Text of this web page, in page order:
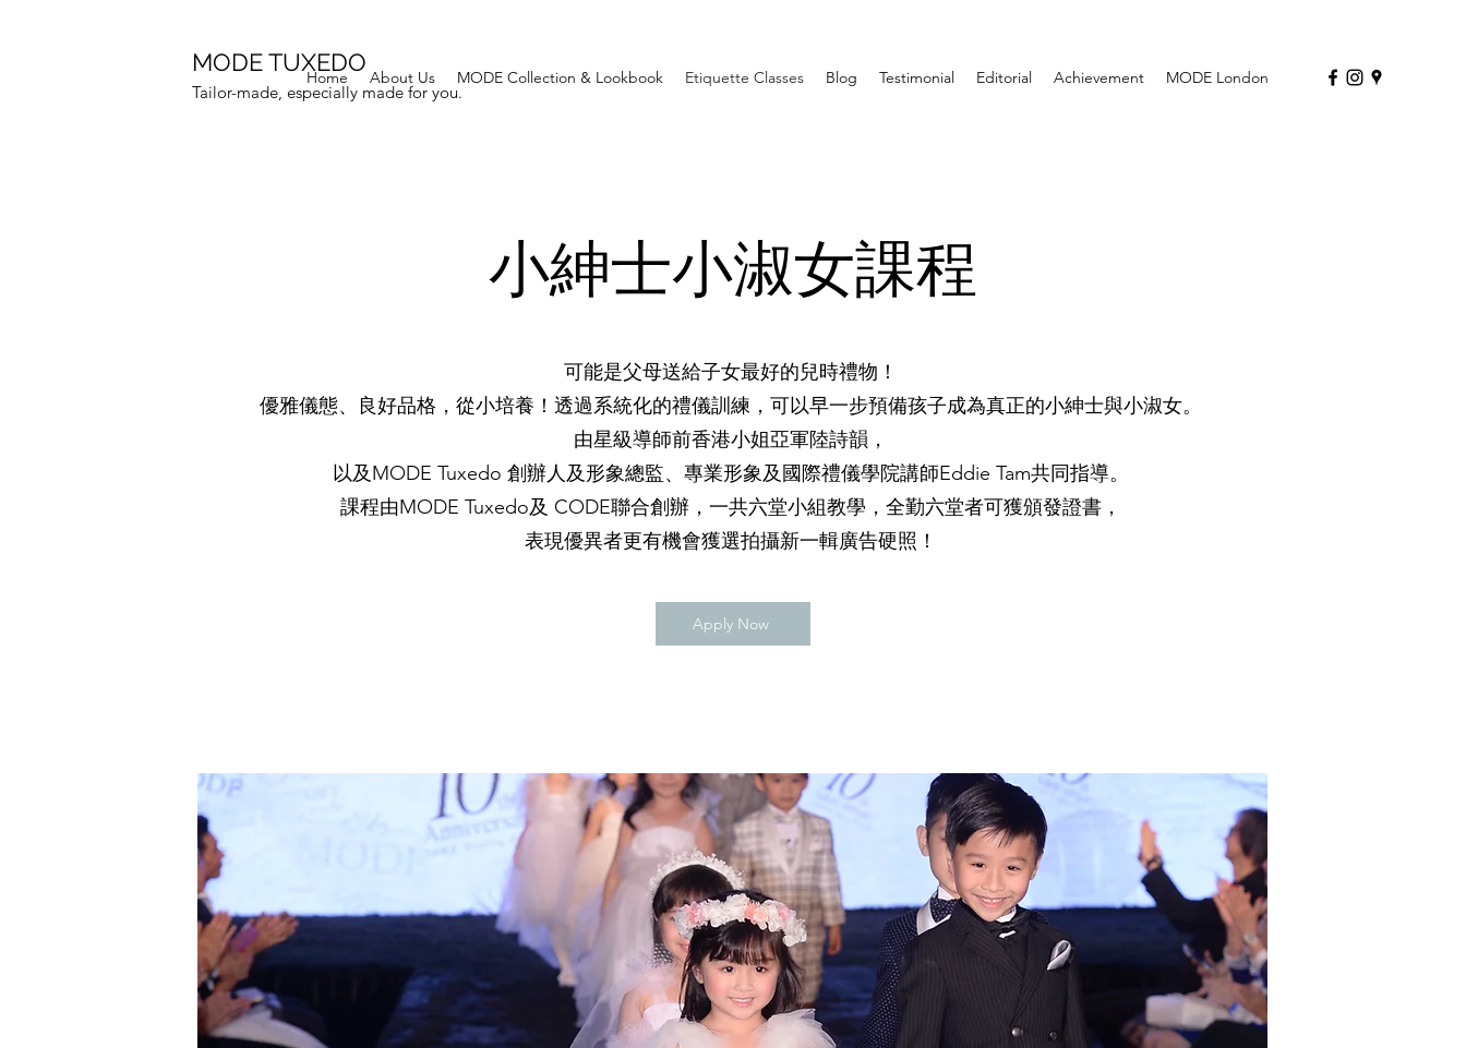
MODE TUXEDO
Tailor-made, especially made for you.
Home About Us MODE Collection & Lookbook Etiquette Classes Blog Testimonial Editorial Achievement MODE London
小紳士小淑女課程
可能是父母送給子女最好的兒時禮物！
優雅儀態、良好品格，從小培養！透過系統化的禮儀訓練，可以早一步預備孩子成為真正的小紳士與小淑女。
由星級導師前香港⼩姐亞軍陸詩韻，
以及MODE Tuxedo 創辦人及形象總監、專業形象及國際禮儀學院講師Eddie Tam共同指導。
課程由MODE Tuxedo及 CODE聯合創辦，一共六堂小組教學，全勤六堂者可獲頒發證書，
表現優異者更有機會獲選拍攝新一輯廣告硬照！
Apply Now